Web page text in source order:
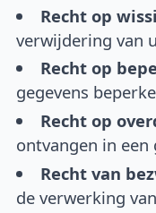
Recht op
verwijdering van
Recht op
gegevens
Recht op
ontvangen in
Recht van
de verwerking